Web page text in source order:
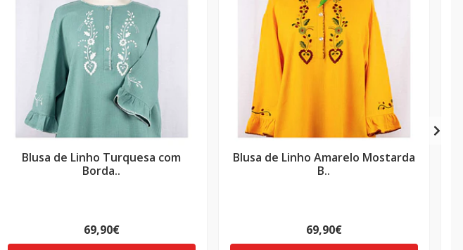
Blusa de Linho Turquesa com
Borda..
69,90€
Blusa de Linho Amarelo Mostarda
B..
69,90€